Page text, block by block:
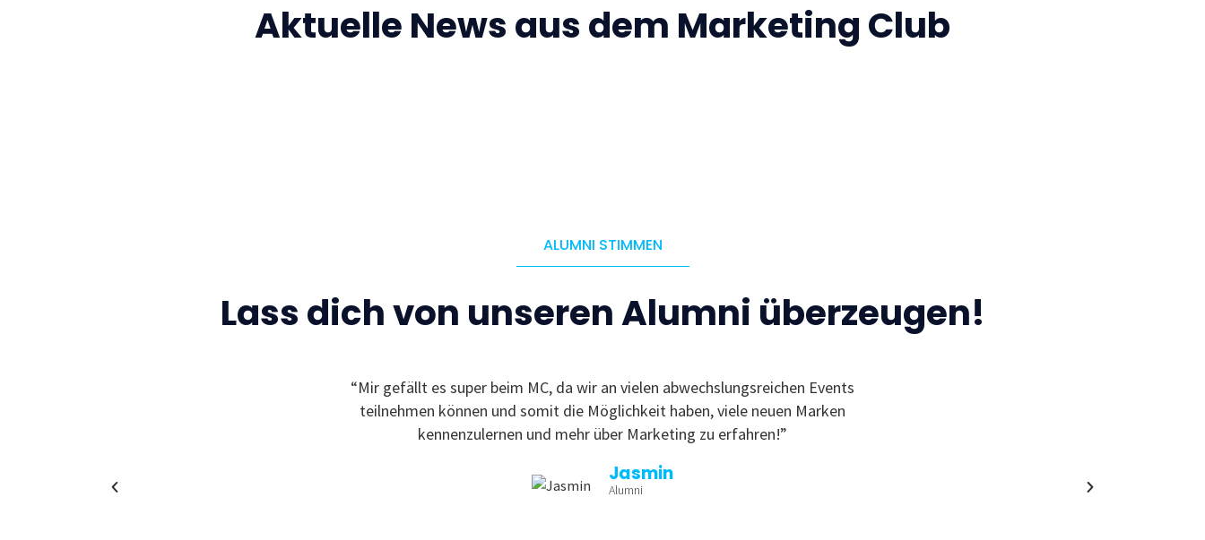
Aktuelle News aus dem Marketing Club
ALUMNI STIMMEN
Lass dich von unseren Alumni überzeugen!
Alumni & Team
“Mir gefällt es super beim MC, da wir an vielen abwechslungsreichen Events
teilnehmen können und somit die Möglichkeit haben, viele neuen Marken
kennenzulernen und mehr über Marketing zu erfahren!”
Jasmin
Alumni